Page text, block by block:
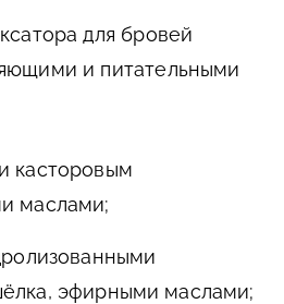
для бровей
и питательными
касторовым
маслами;
эфирными маслами;